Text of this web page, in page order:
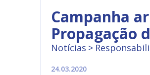
Campanha
Propagação
Notícias
24.03.2020